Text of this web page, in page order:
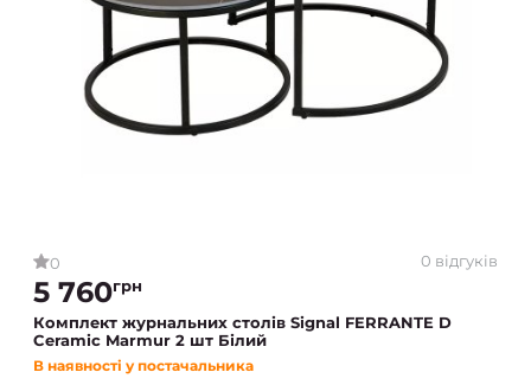
0 0 відгуків
5 760грн
Комплект журнальних столів Signal FERRANTE D
Ceramic Marmur 2 шт Білий
В наявності у постачальника